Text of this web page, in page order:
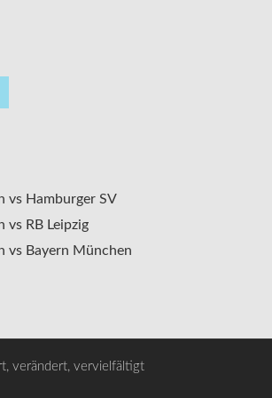
vs Hamburger SV
vs RB Leipzig
vs Bayern München
verändert, vervielfältigt